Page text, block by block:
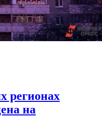
регионах
на